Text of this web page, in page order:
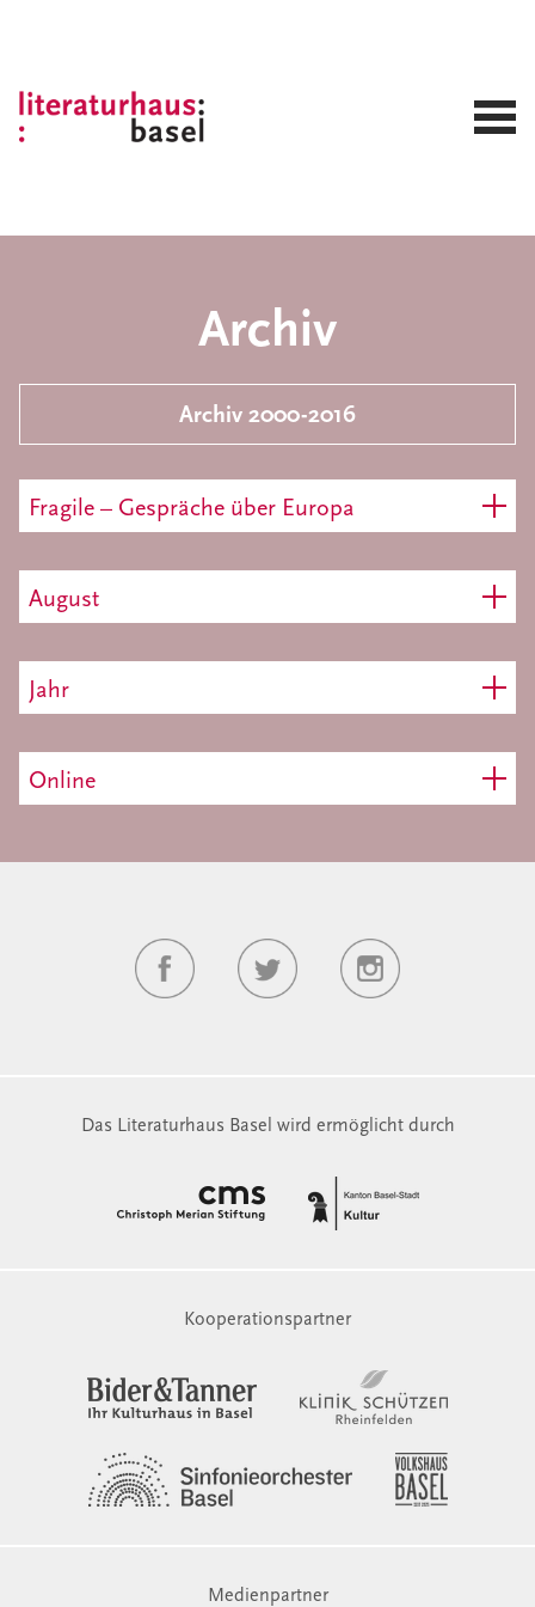
Archiv
Archiv 2000-2016
Fragile – Gespräche über Europa
August
Jahr
Online
Das Literaturhaus Basel wird ermöglicht durch
Kooperationspartner
Medienpartner